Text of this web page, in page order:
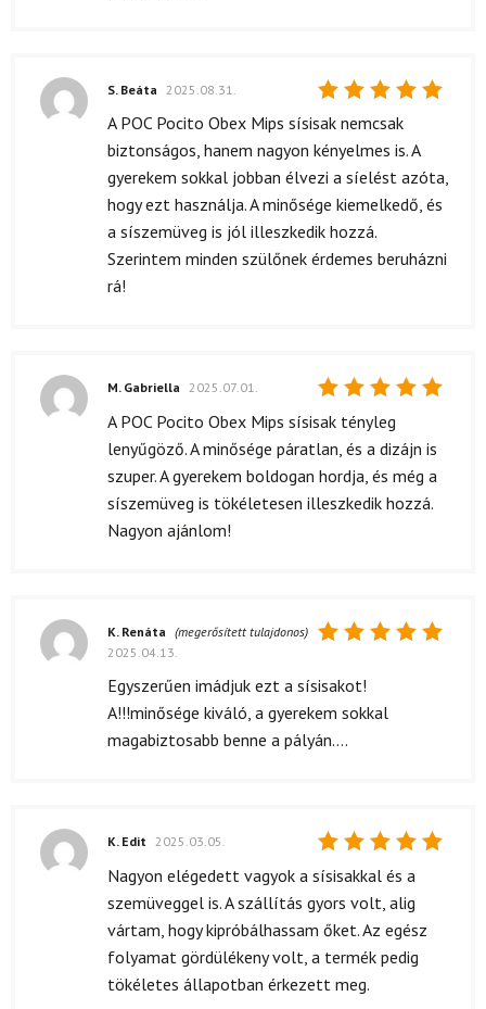
Értékelés:
S. Beáta 2025.08.31.
A POC Pocito Obex Mips sísisak nemcsak
biztonságos, hanem nagyon kényelmes is. A
gyerekem sokkal jobban élvezi a síelést azóta,
hogy ezt használja. A minősége kiemelkedő, és
a síszemüveg is jól illeszkedik hozzá.
Szerintem minden szülőnek érdemes beruházni
rá!
Értékelés:
/ 5
M. Gabriella 2025.07.01.
A POC Pocito Obex Mips sísisak tényleg
lenyűgöző. A minősége páratlan, és a dizájn is
szuper. A gyerekem boldogan hordja, és még a
síszemüveg is tökéletesen illeszkedik hozzá.
Nagyon ajánlom!
5/ 5
K. Renáta (megerősített tulajdonos)
2025.04.13.
Egyszerűen imádjuk ezt a sísisakot!
A!!!minősége kiváló, a gyerekem sokkal
magabiztosabb benne a pályán....
Értékelés:
K. Edit 2025.03.05.
Nagyon elégedett vagyok a sísisakkal és a
szemüveggel is. A szállítás gyors volt, alig
vártam, hogy kipróbálhassam őket. Az egész
folyamat gördülékeny volt, a termék pedig
tökéletes állapotban érkezett meg.